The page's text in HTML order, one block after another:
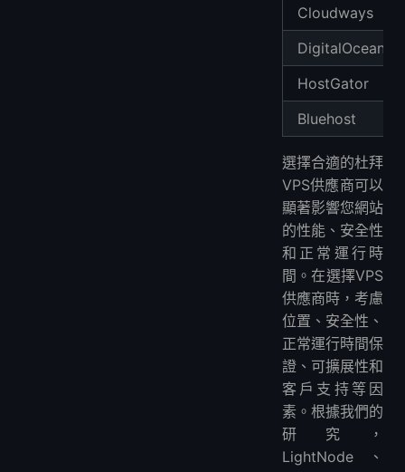
Cloudways
DigitalOcean
HostGator
Bluehost
選擇合適的杜拜
VPS供應商可以
顯著影響您網站
的性能、安全性
和正常運行時
間。在選擇VPS
供應商時，考慮
位置、安全性、
正常運行時間保
證、可擴展性和
客戶支持等因
素。根據我們的
研究，
LightNode、